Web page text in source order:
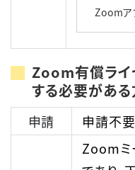
Zoomア
Zoom有償ライ
する必要がある
申請
申請不要
Zoomミ